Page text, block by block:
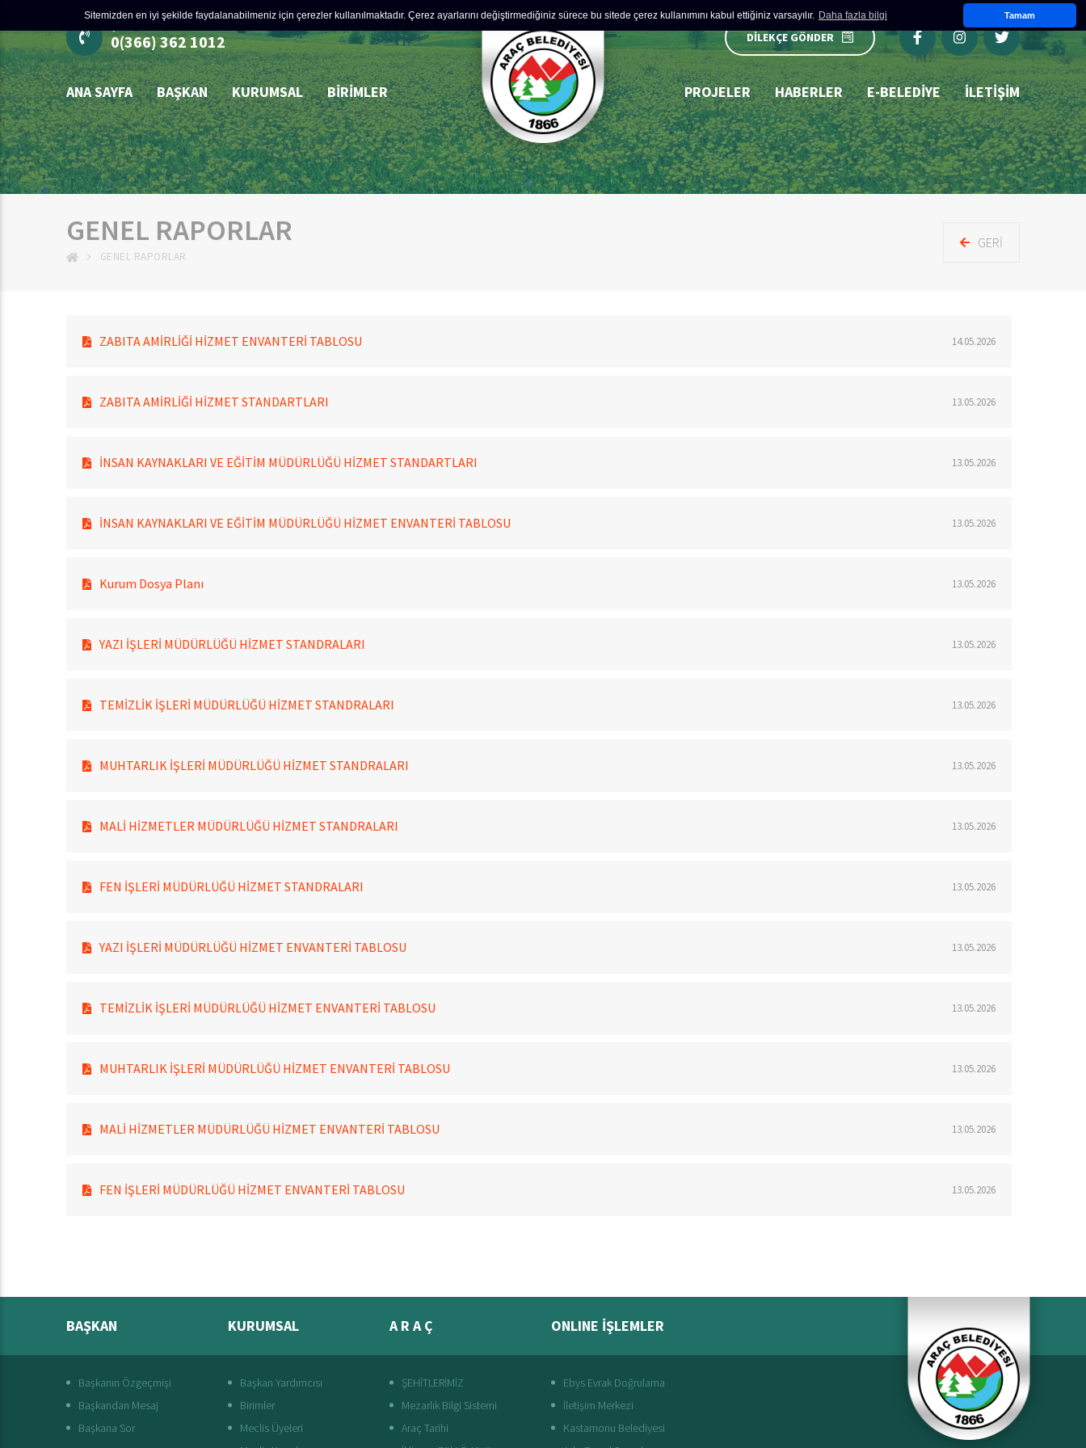
Sitemizden en iyi şekilde faydalanabilmeniz için çerezler kullanılmaktadır. Çerez ayarlarını değiştirmediğiniz sürece bu sitede çerez kullanımını kabul ettiğiniz varsayılır. Daha fazla bilgi Tamam
0(366) 362 1012 DİLEKÇE GÖNDER
ANA SAYFA BAŞKAN KURUMSAL BIRIMLER PROJELER HABERLER E-BELEDIYE İLETİŞİM
GENEL RAPORLAR
GENEL RAPORLAR
GERI
ZABITA AMİRLİĞİ HİZMET ENVANTERİ TABLOSU 14.05.2026
ZABITA AMİRLİĞİ HİZMET STANDARTLARI 13.05.2026
İNSAN KAYNAKLARI VE EĞİTİM MÜDÜRLÜĞÜ HİZMET STANDARTLARI 13.05.2026
İNSAN KAYNAKLARI VE EĞİTİM MÜDÜRLÜĞÜ HİZMET ENVANTERİ TABLOSU 13.05.2026
Kurum Dosya Planı 13.05.2026
YAZI İŞLERİ MÜDÜRLÜĞÜ HİZMET STANDRALARI 13.05.2026
TEMİZLİK İŞLERİ MÜDÜRLÜĞÜ HİZMET STANDRALARI 13.05.2026
MUHTARLIK İŞLERİ MÜDÜRLÜĞÜ HİZMET STANDRALARI 13.05.2026
MALİ HİZMETLER MÜDÜRLÜĞÜ HİZMET STANDRALARI 13.05.2026
FEN İŞLERİ MÜDÜRLÜĞÜ HİZMET STANDRALARI 13.05.2026
YAZI İŞLERİ MÜDÜRLÜĞÜ HİZMET ENVANTERİ TABLOSU 13.05.2026
TEMİZLİK İŞLERİ MÜDÜRLÜĞÜ HİZMET ENVANTERİ TABLOSU 13.05.2026
MUHTARLIK İŞLERİ MÜDÜRLÜĞÜ HİZMET ENVANTERİ TABLOSU 13.05.2026
MALİ HİZMETLER MÜDÜRLÜĞÜ HİZMET ENVANTERİ TABLOSU 13.05.2026
FEN İŞLERİ MÜDÜRLÜĞÜ HİZMET ENVANTERİ TABLOSU 13.05.2026
BAŞKAN
Başkanın Özgeçmişi
Başkandan Mesaj
Başkana Sor
KURUMSAL
Başkan Yardımcısı
Birimler
Meclis Üyeleri
A R A Ç
ŞEHİTLERİMİZ
Mezarlık Bilgi Sistemi
Araç Tarihi
ONLINE İŞLEMLER
Ebys Evrak Doğrulama
İletişim Merkezi
Kastamonu Belediyesi